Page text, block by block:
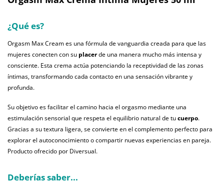
¿Qué es?
Orgasm Max Cream es una fórmula de vanguardia creada para que las
mujeres conecten con su placerde una manera mucho más intensa y
consciente. Esta crema actúa potenciando la receptividad de las zonas
íntimas, transformando cada contacto en una sensación vibrante y
profunda.
Su objetivo es facilitar el camino hacia el orgasmo mediante una
estimulación sensorial que respeta el equilibrio natural de tucuerpo.
Gracias a su textura ligera, se convierte en el complemento perfecto para
explorar el autoconocimiento o compartir nuevas experiencias en pareja.
Producto ofrecido por Diversual.
Deberías saber...